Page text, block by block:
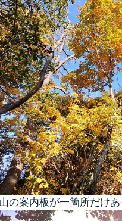
山の案内板が一箇所だけあ